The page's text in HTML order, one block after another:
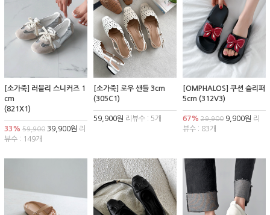
[소가죽] 러블리 스니커즈 1
cm
(821X1)
33% 59,900 39,900원 리
뷰수 : 149개
[소가죽] 로우 샌들 3cm
(305C1)
59,900원 리뷰수 : 5개
[OMPHALOS] 쿠션 슬리퍼
5cm (312V3)
67% 29,9009,900원 리
뷰수 : 83개